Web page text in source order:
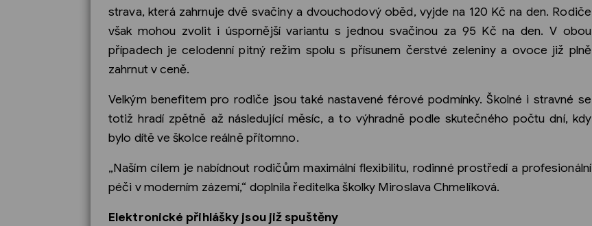
strava, která zahrnuje dvě svačiny a dvouchodový oběd, vyjde na 120 Kč na den. Rodiče
však mohou zvolit i úspornější variantu s jednou svačinou za 95 Kč na den. V obou
případech je celodenní pitný režim spolu s přísunem čerstvé zeleniny a ovoce již plně
zahrnut v ceně.
Velkým benefitem pro rodiče jsou také nastavené férové podmínky. Školné i stravné se
totiž hradí zpětně až následující měsíc, a to výhradně podle skutečného počtu dní, kdy
bylo dítě ve školce reálně přítomno.
„Naším cílem je nabídnout rodičům maximální flexibilitu, rodinné prostředí a profesionální
péči v moderním zázemí,“ doplnila ředitelka školky Miroslava Chmelíková.
Elektronické přihlášky jsou již spuštěny